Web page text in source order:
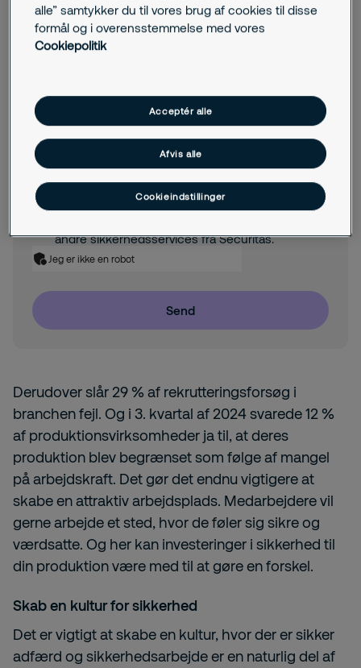
Derudover slår 29 % af rekrutteringsforsøg i
branchen fejl. Og i 3. kvartal af 2024 svarede 12 %
af produktionsvirksomheder ja til, at deres
produktion blev begrænset som følge af mangel
på arbejdskraft. Det gør det endnu vigtigere at
skabe en attraktiv arbejdsplads. Medarbejdere vil
gerne arbejde et sted, hvor de føler sig sikre og
værdsatte. Og her kan investeringer i sikkerhed til
din produktion være med til at gøre en forskel.
Skab en kultur for sikkerhed
Det er vigtigt at skabe en kultur, hvor der er sikker
adfærd og sikkerhedsarbejde er en naturlig del af
Email
Ved at indsende formularen giver du samtykke til
behandling af dine personlige data. Samtykket kan
altid tilbagekaldes. Læs mere om behandlingen af
dine personoplysninger i voresprivatlivspolitik.
Ja tak, jeg vil gerne modtage tilbud og
nyhedsbreve via e-mail og telefon angående
andre sikkerhedsservices fra Securitas.
Jeg er ikke en robot
Send
alle” samtykker du til vores brug af cookies til disse
formål og i overensstemmelse med vores
Cookiepolitik
Cookieindstillinger
Afvis alle
Acceptér alle